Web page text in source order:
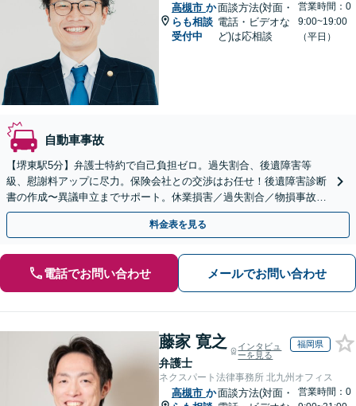
高槻市 か
らも相談
受付中
面談方法(対面・
電話・ビデオな
ど)は応相談
営業時間：0
9:00~19:00
（平日）
自動車事故
【堺東駅5分】弁護士特約で自己負担ゼロ。過失割合、後遺障害等
級、慰謝料アップに尽力。保険会社との交渉はお任せ！後遺障害診断
書の作成〜異議申立までサポート。休業損害／過失割合／物損事故に
も精通。【オンライン可】
料金表を見る
電話でお問い合わせ メールでお問い合わせ
藤家 寛之
弁護士
インタビュ
ーを見る
福岡県
ネクスパート法律事務所 北九州オフィス
高槻市 か面談方法(対面・
営業時間：0